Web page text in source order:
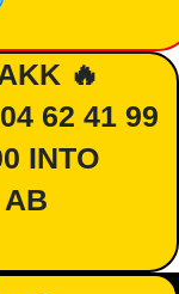
🔥
62 41 99
INTO
AB